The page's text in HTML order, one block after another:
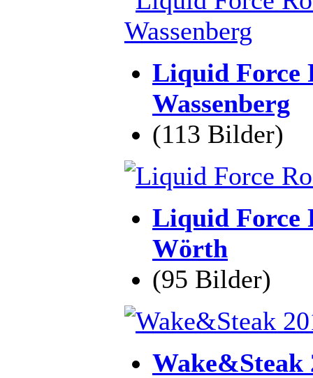
Liquid Force
Wassenberg
(113 Bilder)
Liquid Force
Wörth
(95 Bilder)
Wake&Steak